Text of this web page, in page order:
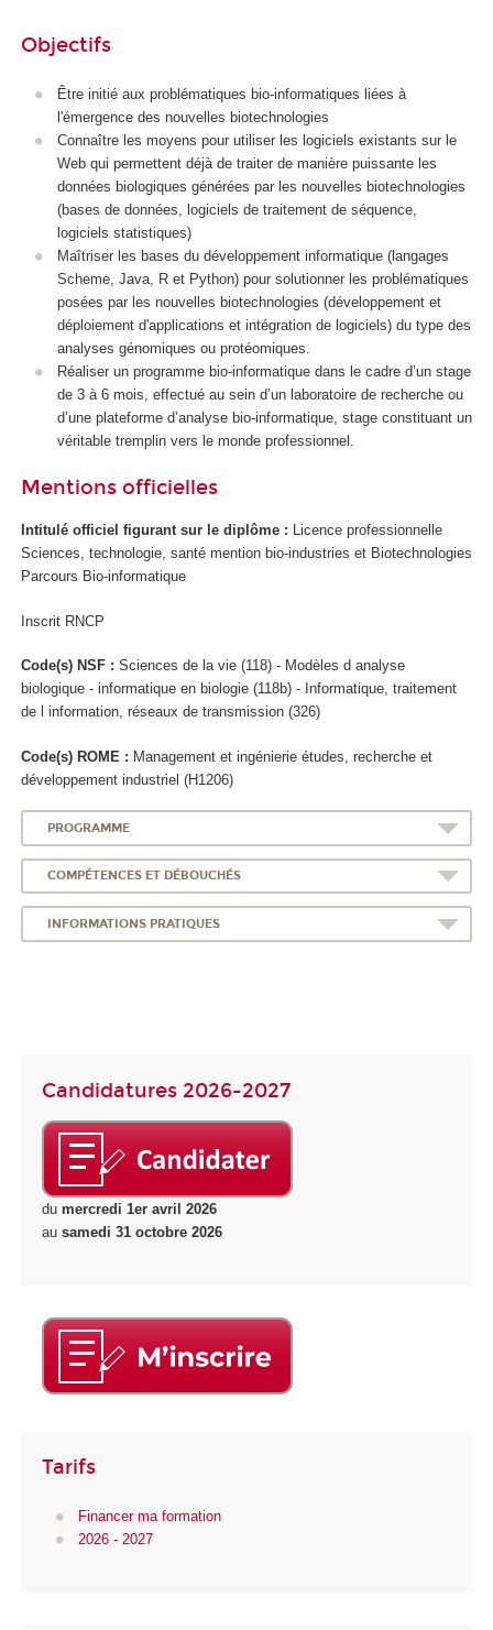
Objectifs
Être initié aux problématiques bio-informatiques liées à
l'émergence des nouvelles biotechnologies
Connaître les moyens pour utiliser les logiciels existants sur le
Web qui permettent déjà de traiter de manière puissante les
données biologiques générées par les nouvelles biotechnologies
(bases de données, logiciels de traitement de séquence,
logiciels statistiques)
Maîtriser les bases du développement informatique (langages
Scheme, Java, R et Python) pour solutionner les problématiques
posées par les nouvelles biotechnologies (développement et
déploiement d'applications et intégration de logiciels) du type des
analyses génomiques ou protéomiques.
Réaliser un programme bio-informatique dans le cadre d’un stage
de 3 à 6 mois, effectué au sein d’un laboratoire de recherche ou
d’une plateforme d’analyse bio-informatique, stage constituant un
véritable tremplin vers le monde professionnel.
Mentions officielles
Intitulé officiel figurant sur le diplôme : Licence professionnelle
Sciences, technologie, santé mention bio-industries et Biotechnologies
Parcours Bio-informatique
Inscrit RNCP
Code(s) NSF : Sciences de la vie (118) - Modèles d analyse
biologique - informatique en biologie (118b) - Informatique, traitement
de l information, réseaux de transmission (326)
Code(s) ROME : Management et ingénierie études, recherche et
développement industriel (H1206)
PROGRAMME
COMPÉTENCES ET DÉBOUCHÉS
INFORMATIONS PRATIQUES
Candidatures 2026-2027
du mercredi 1er avril 2026
au samedi 31 octobre 2026
Tarifs
Financer ma formation
2026 - 2027